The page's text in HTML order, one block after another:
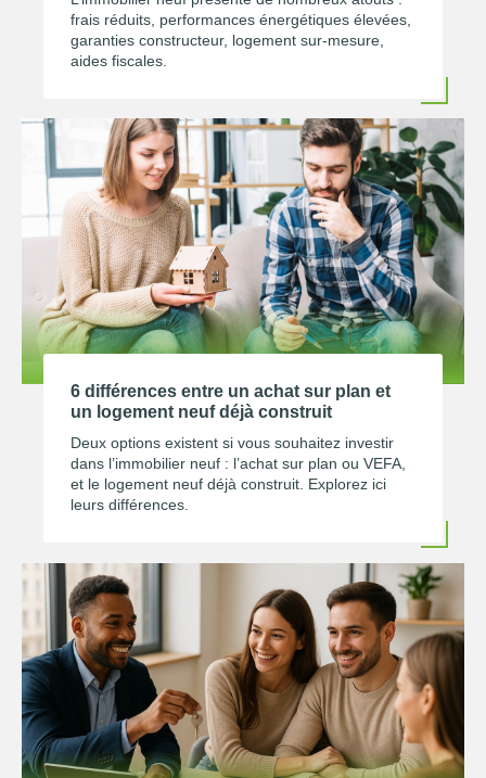
frais réduits, performances énergétiques élevées,
garanties constructeur, logement sur-mesure,
aides fiscales.
6 différences entre un achat sur plan et
un logement neuf déjà construit
Deux options existent si vous souhaitez investir
dans l’immobilier neuf : l’achat sur plan ou VEFA,
et le logement neuf déjà construit. Explorez ici
leurs différences.